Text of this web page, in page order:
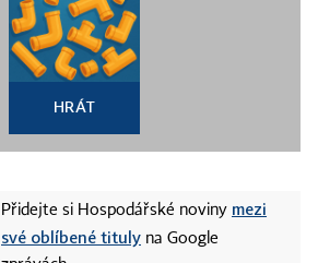
HRÁT
Přidejte si Hospodářské noviny mezi
své oblíbené tituly na Google